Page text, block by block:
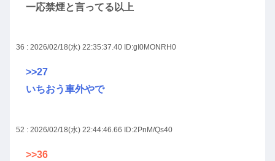
一応禁煙と言ってる以上
36 : 2026/02/18(水) 22:35:37.40 ID:gI0MONRH0
>>27
いちおう車外やで
52 : 2026/02/18(水) 22:44:46.66 ID:2PnM/Qs40
>>36